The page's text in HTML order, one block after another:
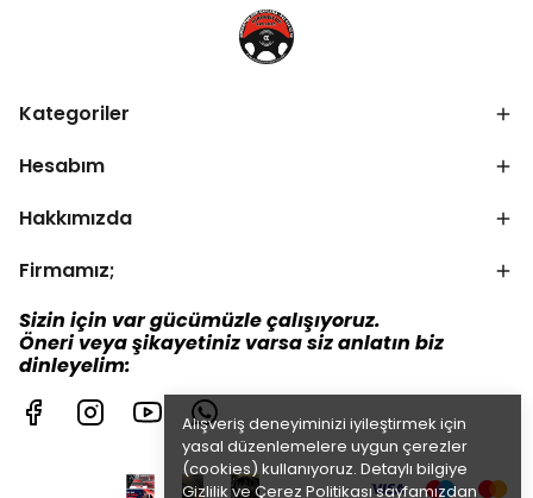
Alışveriş deneyiminizi iyileştirmek için
yasal düzenlemelere uygun çerezler
(cookies) kullanıyoruz. Detaylı bilgiye
Gizlilik ve Çerez Politikasısayfamızdan
Kategoriler
Hesabım
Hakkımızda
Firmamız;
Sizin için var gücümüzle çalışıyoruz.
Öneri veya şikayetiniz varsa siz anlatın biz
dinleyelim: